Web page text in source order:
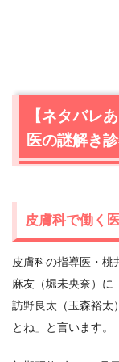
【ネタバレ
医の謎解き
皮膚科で働く
皮膚科の指導医・桃
麻友（堀未央奈）に
訪野良太（玉森裕太
とね」と言います。